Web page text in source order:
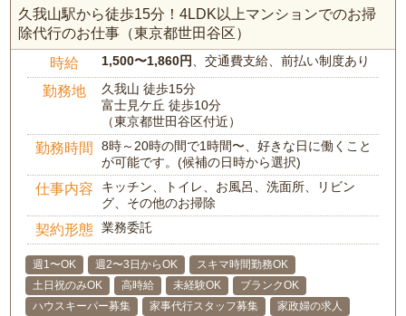
久我山駅から徒歩15分！4LDK以上マンションでのお掃
除代行のお仕事（東京都世田谷区）
時給 1,500〜1,860円、交通費支給、前払い制度あり
勤務地
久我山 徒歩15分
富士見ケ丘 徒歩10分
（東京都世田谷区付近）
勤務時間
8時～20時の間で1時間〜、好きな日に働くこと
が可能です。(候補の日時から選択)
仕事内容
キッチン、トイレ、お風呂、洗面所、リビン
グ、その他のお掃除
契約形態 業務委託
週1〜OK 週2〜3日からOK
スキマ時間勤務OK
土日祝のみOK
高時給 未経験OK
ブランクOK
ハウスキーパー募集
家事代行スタッフ募集
家政婦の求人